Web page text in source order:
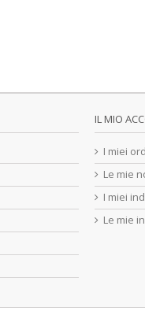
IL MIO
I miei
Le mie
I miei
Le mie